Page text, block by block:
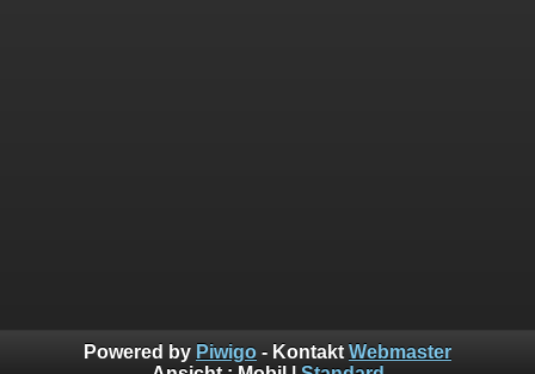
Powered by Piwigo - Kontakt Webmaster